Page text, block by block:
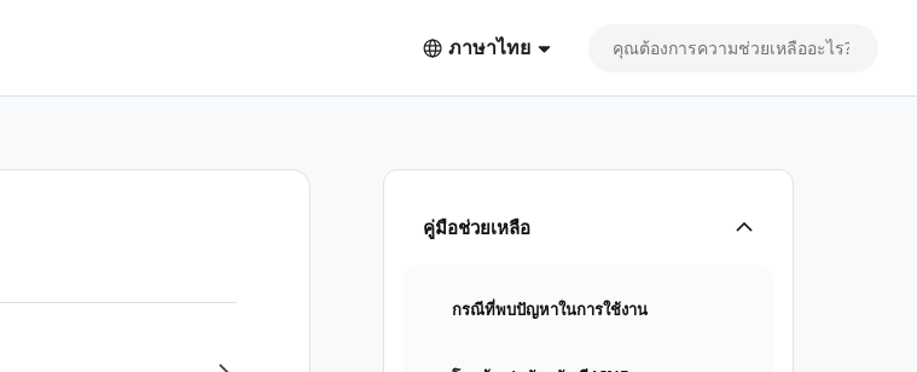
ภาษาไทย
คู่มือช่วยเหลือ
กรณีที่พบปัญหาในการใช้งาน